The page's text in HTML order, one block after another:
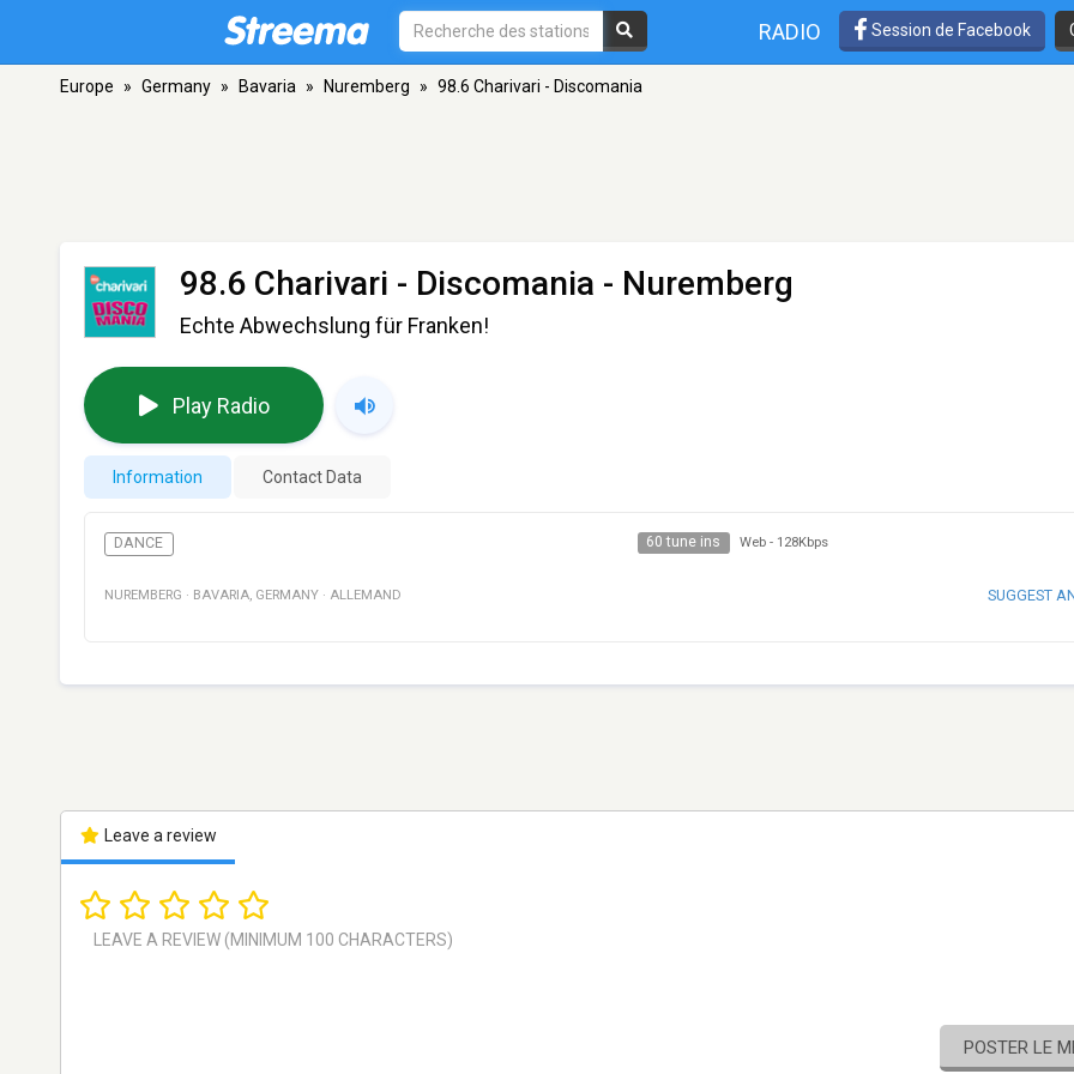
RADIO Session de Facebook
Europe » Germany » Bavaria » Nuremberg » 98.6 Charivari - Discomania
98.6 Charivari - Discomania - Nuremberg
Echte Abwechslung für Franken!
Play Radio
Information Contact Data
DANCE 60 tune ins Web - 128Kbps
NUREMBERG · BAVARIA, GERMANY · ALLEMAND SUGGEST
Leave a review
POSTER LE